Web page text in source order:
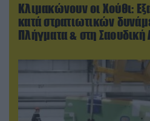
Κλιμακώνουν οι Χούθι:
κατά στρατιωτικών
Πλήγματα & στη Σαουδική